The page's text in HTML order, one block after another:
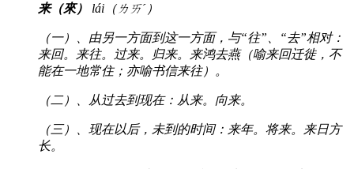
来（來） lái（ㄌㄞˊ）
（一）、由另一方面到这一方面，与“往”、“去”相对：
来回。来往。过来。归来。来鸿去燕（喻来回迁徙，不
能在一地常住；亦喻书信来往）。
（二）、从过去到现在：从来。向来。
（三）、现在以后，未到的时间：来年。将来。来日方
长。